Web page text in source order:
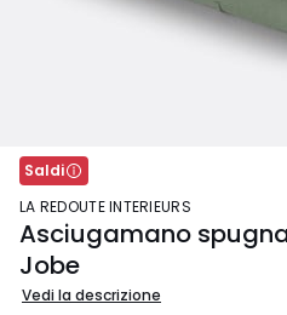
Saldi
LA REDOUTE INTERIEURS
Asciugamano
Jobe
Vedi la descrizione